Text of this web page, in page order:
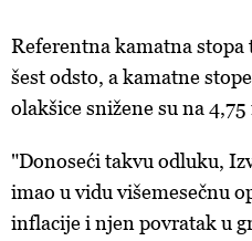
Referentna kamatna stopa
šest odsto, a kamatne
olakšice snižene su na
"Donoseći takvu odluku,
imao u vidu višemesečnu
inflacije i njen povratak u